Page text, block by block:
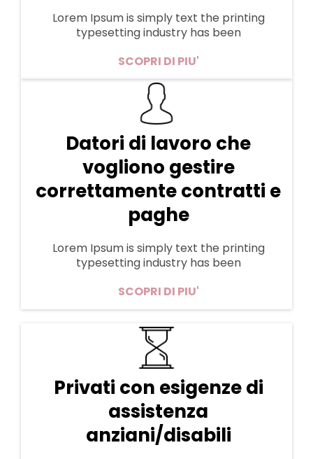
Lorem Ipsum is simply text the printing
typesetting industry has been
SCOPRI DI PIU'
Datori di lavoro che
vogliono gestire
correttamente contratti e
paghe
Lorem Ipsum is simply text the printing
typesetting industry has been
SCOPRI DI PIU'
Privati con esigenze di
assistenza
anziani/disabili